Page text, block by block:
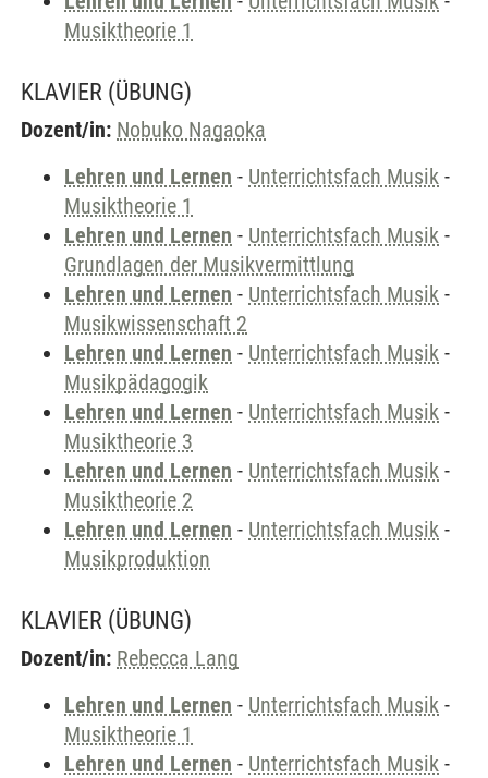
Musiktheorie 1
KLAVIER (ÜBUNG)
Dozent/in: Nobuko Nagaoka
Lehren und Lernen - Unterrichtsfach Musik -
Musiktheorie 1
Lehren und Lernen - Unterrichtsfach Musik -
Grundlagen der Musikvermittlung
Lehren und Lernen - Unterrichtsfach Musik -
Musikwissenschaft 2
Lehren und Lernen - Unterrichtsfach Musik -
Musikpädagogik
Lehren und Lernen - Unterrichtsfach Musik -
Musiktheorie 3
Lehren und Lernen - Unterrichtsfach Musik -
Musiktheorie 2
Lehren und Lernen - Unterrichtsfach Musik -
Musikproduktion
KLAVIER (ÜBUNG)
Dozent/in: Rebecca Lang
Lehren und Lernen - Unterrichtsfach Musik -
Musiktheorie 1
Lehren und Lernen - Unterrichtsfach Musik -